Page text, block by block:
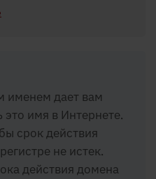
именем дает вам
это имя в Интернете.
срок действия
не истек.
действия домена